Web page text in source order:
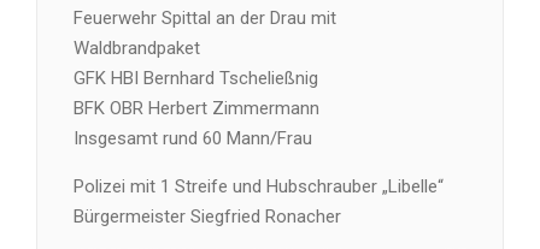
Feuerwehr Spittal an der Drau mit
Waldbrandpaket
GFK HBI Bernhard Tscheließnig
BFK OBR Herbert Zimmermann
Insgesamt rund 60 Mann/Frau
Polizei mit 1 Streife und Hubschrauber „Libelle“
Bürgermeister Siegfried Ronacher